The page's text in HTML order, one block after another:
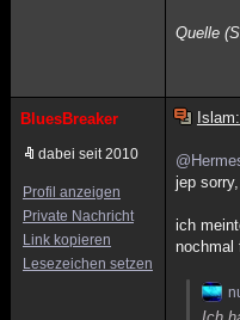
Quelle
BluesBreaker
dabei seit 2010
Profil anzeigen
Private Nachricht
Link kopieren
Lesezeichen setzen
jep
ich
nochmal